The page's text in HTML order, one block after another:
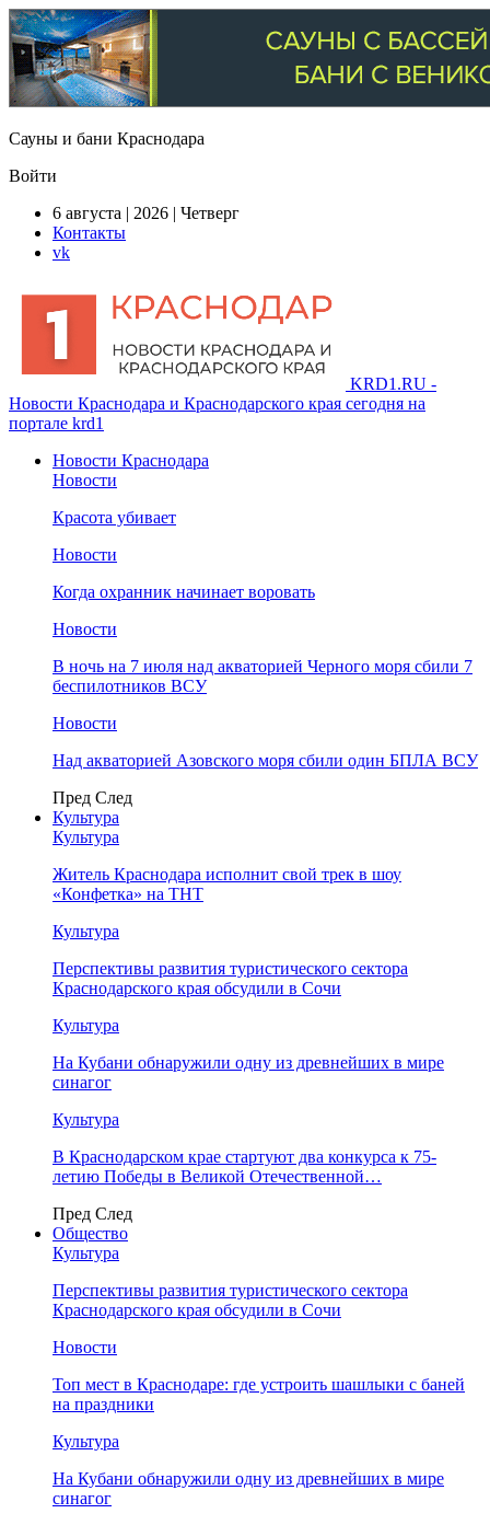
Сауны и бани Краснодара
Войти
6 августа | 2026 | Четверг
Контакты
vk
KRD1.RU -
Новости Краснодара и Краснодарского края сегодня на
портале krd1
Новости Краснодара
Новости
Красота убивает
Новости
Когда охранник начинает воровать
Новости
В ночь на 7 июля над акваторией Черного моря сбили 7
беспилотников ВСУ
Новости
Над акваторией Азовского моря сбили один БПЛА ВСУ
Пред След
Культура
Культура
Житель Краснодара исполнит свой трек в шоу
«Конфетка» на ТНТ
Культура
Перспективы развития туристического сектора
Краснодарского края обсудили в Сочи
Культура
На Кубани обнаружили одну из древнейших в мире
синагог
Культура
В Краснодарском крае стартуют два конкурса к 75-
летию Победы в Великой Отечественной…
Пред След
Общество
Культура
Перспективы развития туристического сектора
Краснодарского края обсудили в Сочи
Новости
Топ мест в Краснодаре: где устроить шашлыки с баней
на праздники
Культура
На Кубани обнаружили одну из древнейших в мире
синагог